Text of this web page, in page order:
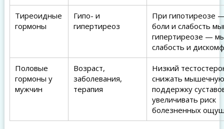
Тиреоидные
гормоны
Гипо- и
гипертиреоз
При гипотиреозе
боли и слабость
гипертиреозе —
слабость и
Половые
гормоны у
мужчин
Возраст,
заболевания,
терапия
Низкий
снижать мышечную
поддержку
увеличивать риск
болезненных